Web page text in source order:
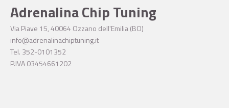
Adrenalina Chip Tuning
Via Piave 15, 40064 Ozzano dell'Emilia (BO)
info@adrenalinachiptuning.it
Tel. 352-0101352
P.IVA 03454661202